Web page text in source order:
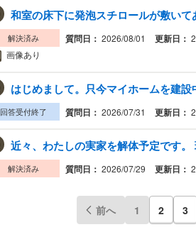
和室の床下に発泡スチロールが敷い
解決済み 質問日： 2026/08/01 更新日：
画像あり
はじめまして。只今マイホームを建
回答受付終了 質問日： 2026/07/31 更新日：
近々、わたしの実家を解体予定です
解決済み 質問日： 2026/07/29 更新日：
前へ 1 2 3